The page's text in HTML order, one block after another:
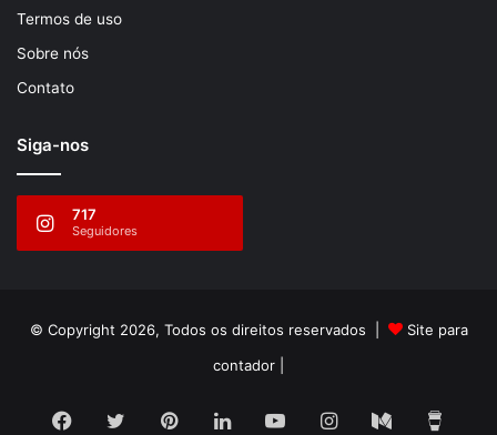
Termos de uso
Sobre nós
Contato
Siga-nos
717
Seguidores
© Copyright 2026, Todos os direitos reservados |
Site para
contador